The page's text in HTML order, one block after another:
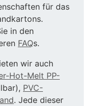
für das
in den
FAQs.
wir auch
Hot-Melt PP-
PVC-
. Jede dieser